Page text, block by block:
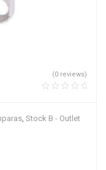
(0 reviews)
, Stock B - Outlet